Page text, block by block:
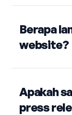
Berapa
website?
Apakah
press